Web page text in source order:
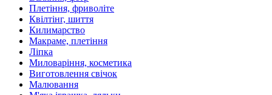
Плетіння, фриволіте
Квілтінг, шиття
Килимарство
Макраме, плетіння
Ліпка
Миловаріння, косметика
Виготовлення свічок
Малювання